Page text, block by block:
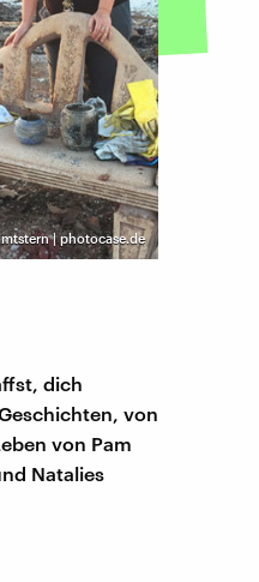
| photocase.de
dich
von
von Pam
Natalies